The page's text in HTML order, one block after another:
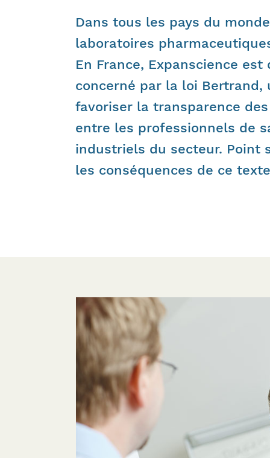
Dans tous les pays du
laboratoires
En France, Expanscience
concerné par la loi Bertrand,
favoriser la transparence
entre les professionnels de
industriels du secteur. Point
les conséquences de ce